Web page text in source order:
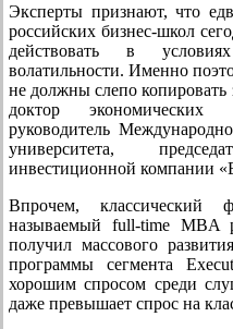
Эксперты признают, что
российских бизнес-школ
действовать в
волатильности. Именно
не должны слепо
доктор
руководитель
университета,
инвестиционной компании
Впрочем,
называемый full-time MBA
получил массового
программы сегмента
хорошим спросом среди
даже превышает спрос на